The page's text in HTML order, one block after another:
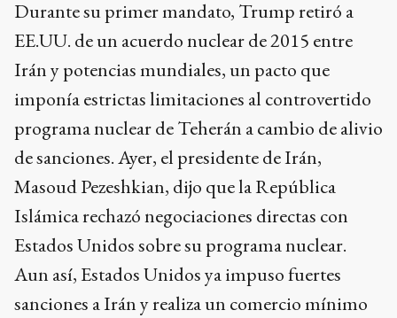
Durante su primer mandato, Trump retiró a
EE.UU. de un acuerdo nuclear de 2015 entre
Irán y potencias mundiales, un pacto que
imponía estrictas limitaciones al controvertido
programa nuclear de Teherán a cambio de alivio
de sanciones. Ayer, el presidente de Irán,
Masoud Pezeshkian, dijo que la República
Islámica rechazó negociaciones directas con
Estados Unidos sobre su programa nuclear.
Aun así, Estados Unidos ya impuso fuertes
sanciones a Irán y realiza un comercio mínimo